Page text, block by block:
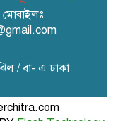
মোবাইলঃ
/ বা- এ ঢাকা